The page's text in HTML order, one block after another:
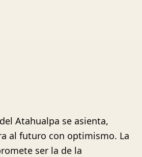
Atahualpa se asienta,
al futuro con optimismo. La
ser la de la